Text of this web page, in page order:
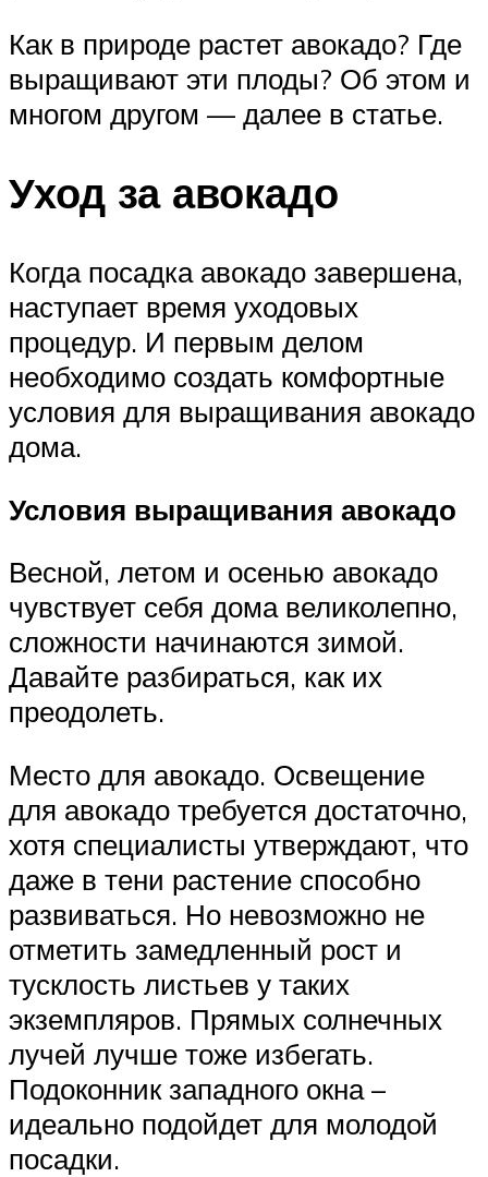
Как в природе растет авокадо? Где
выращивают эти плоды? Об этом и
многом другом — далее в статье.
Уход за авокадо
Когда посадка авокадо завершена,
наступает время уходовых
процедур. И первым делом
необходимо создать комфортные
условия для выращивания авокадо
дома.
Условия выращивания авокадо
Весной, летом и осенью авокадо
чувствует себя дома великолепно,
сложности начинаются зимой.
Давайте разбираться, как их
преодолеть.
Место для авокадо. Освещение
для авокадо требуется достаточно,
хотя специалисты утверждают, что
даже в тени растение способно
развиваться. Но невозможно не
отметить замедленный рост и
тусклость листьев у таких
экземпляров. Прямых солнечных
лучей лучше тоже избегать.
Подоконник западного окна –
идеально подойдет для молодой
посадки.